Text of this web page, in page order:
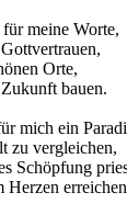
meine Worte,
Orte,
bauen.
mich ein
zu vergleichen,
Schöpfung
Herzen